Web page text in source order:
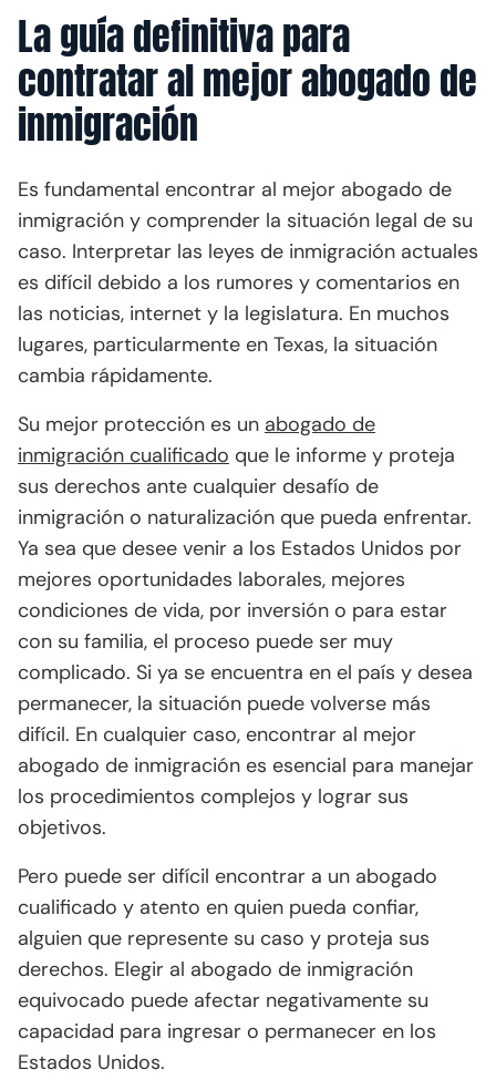
La guía definitiva para
contratar al mejor abogado de
inmigración
Es fundamental encontrar al mejor abogado de
inmigración y comprender la situación legal de su
caso. Interpretar las leyes de inmigración actuales
es difícil debido a los rumores y comentarios en
las noticias, internet y la legislatura. En muchos
lugares, particularmente en Texas, la situación
cambia rápidamente.
Su mejor protección es un abogado de
inmigración cualificado que le informe y proteja
sus derechos ante cualquier desafío de
inmigración o naturalización que pueda enfrentar.
Ya sea que desee venir a los Estados Unidos por
mejores oportunidades laborales, mejores
condiciones de vida, por inversión o para estar
con su familia, el proceso puede ser muy
complicado. Si ya se encuentra en el país y desea
permanecer, la situación puede volverse más
difícil. En cualquier caso, encontrar al mejor
abogado de inmigración es esencial para manejar
los procedimientos complejos y lograr sus
objetivos.
Pero puede ser difícil encontrar a un abogado
cualificado y atento en quien pueda confiar,
alguien que represente su caso y proteja sus
derechos. Elegir al abogado de inmigración
equivocado puede afectar negativamente su
capacidad para ingresar o permanecer en los
Estados Unidos.